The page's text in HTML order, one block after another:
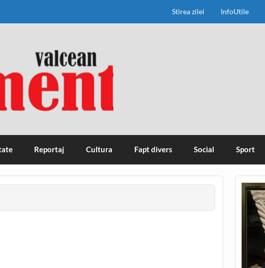
Stirea zilei InfoUtile
Reportaj Cultura Fapt divers Social Sport